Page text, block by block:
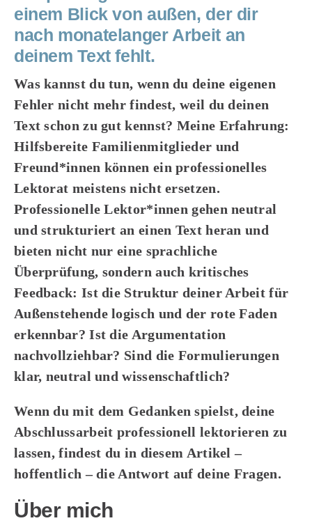
einem Blick von außen, der dir
nach monatelanger Arbeit an
deinem Text fehlt.
Was kannst du tun, wenn du deine eigenen
Fehler nicht mehr findest, weil du deinen
Text schon zu gut kennst? Meine Erfahrung:
Hilfsbereite Familienmitglieder und
Freund*innen können ein professionelles
Lektorat meistens nicht ersetzen.
Professionelle Lektor*innen gehen neutral
und strukturiert an einen Text heran und
bieten nicht nur eine sprachliche
Überprüfung, sondern auch kritisches
Feedback: Ist die Struktur deiner Arbeit für
Außenstehende logisch und der rote Faden
erkennbar? Ist die Argumentation
nachvollziehbar? Sind die Formulierungen
klar, neutral und wissenschaftlich?
Wenn du mit dem Gedanken spielst, deine
Abschlussarbeit professionell lektorieren zu
lassen, findest du in diesem Artikel –
hoffentlich – die Antwort auf deine Fragen.
Über mich